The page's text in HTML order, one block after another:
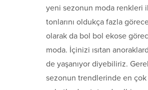
yeni sezonun moda renkleri
tonlarını oldukça fazla
olarak da bol bol ekose
moda. İçinizi ısıtan
de yaşanıyor diyebiliriz.
sezonun trendlerinde en